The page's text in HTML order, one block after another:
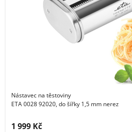
Nástavec na těstoviny
ETA 0028 92020, do šířky 1,5 mm nerez
Cena s DPH:
1 999 Kč